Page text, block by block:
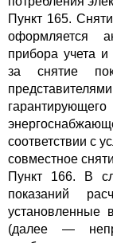
Пункт 165.
оформляется
прибора учета
за снятие
соответствии с
совместное
Пункт 166. В
показаний
установленные
(далее —